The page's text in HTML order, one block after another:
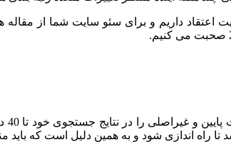
داریم و برای سئو سایت شما از مقاله
اندازی شود و به همین دلیل است که باید